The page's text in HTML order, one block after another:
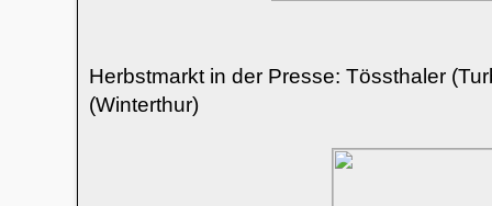
Herbstmarkt in der Presse: Tössthaler
(Winterthur)